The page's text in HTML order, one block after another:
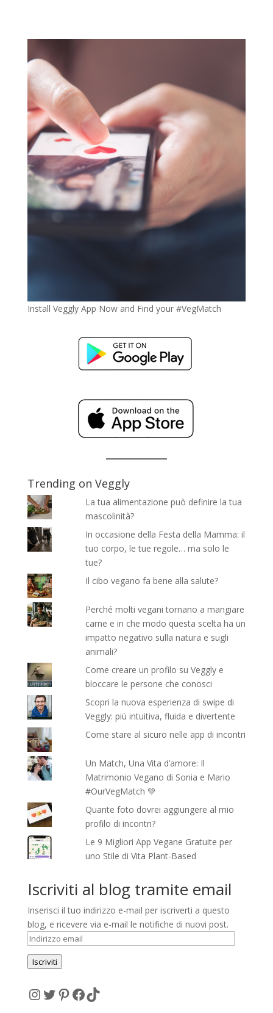
Install Veggly App Now and Find your #VegMatch
Trending on Veggly
La tua alimentazione può definire la tua
mascolinità?
In occasione della Festa della Mamma: il
tuo corpo, le tue regole… ma solo le
tue?
Il cibo vegano fa bene alla salute?
Perché molti vegani tornano a mangiare
carne e in che modo questa scelta ha un
impatto negativo sulla natura e sugli
animali?
Come creare un profilo su Veggly e
bloccare le persone che conosci
Scopri la nuova esperienza di swipe di
Veggly: più intuitiva, fluida e divertente
Come stare al sicuro nelle app di incontri
Un Match, Una Vita d’amore: Il
Matrimonio Vegano di Sonia e Mario
#OurVegMatch 💚
Quante foto dovrei aggiungere al mio
profilo di incontri?
Le 9 Migliori App Vegane Gratuite per
uno Stile di Vita Plant-Based
Iscriviti al blog tramite email
Inserisci il tuo indirizzo e-mail per iscriverti a questo
blog, e ricevere via e-mail le notifiche di nuovi post.
Indirizzo
email
Iscriviti
Instagram
Twitter
Pinterest
Facebook
TikTok